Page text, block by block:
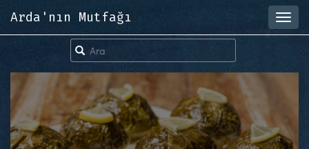
Arda'nın Mutfağı